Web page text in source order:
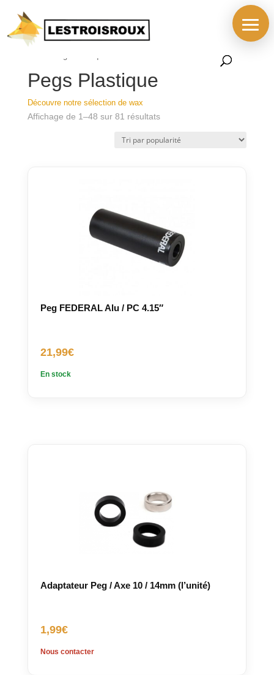
Accueil/BOUTIQUE/PIECES/ROUES
Pegs Plastique
Découvre notre sélection de wax
Affichage de 1–48 sur 81 résultatsTrié
popularité
Peg FEDERAL Alu / PC 4.15″
21,99€
En stock
Adaptateur Peg / Axe 10 / 14mm (l’unité)
1,99€
Nous contacter